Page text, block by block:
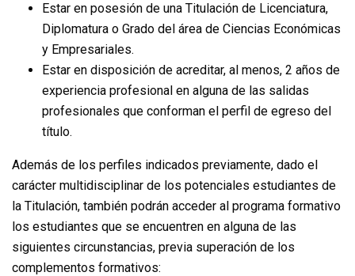
Estar en posesión de una Titulación de Licenciatura,
Diplomatura o Grado del área de Ciencias Económicas
y Empresariales.
Estar en disposición de acreditar, al menos, 2 años de
experiencia profesional en alguna de las salidas
profesionales que conforman el perfil de egreso del
título.
Además de los perfiles indicados previamente, dado el
carácter multidisciplinar de los potenciales estudiantes de
la Titulación, también podrán acceder al programa formativo
los estudiantes que se encuentren en alguna de las
siguientes circunstancias, previa superación de los
complementos formativos: